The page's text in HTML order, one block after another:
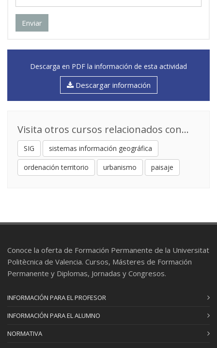
Enviar
Descarga en PDF la información de esta actividad
Descargar información
Visita otros cursos relacionados con...
SIG sistemas información geográfica
ordenación territorio urbanismo paisaje
Conoce la oferta de Formación Permanente de la Universitat
Politècnica de Valencia. Cursos, Másteres de Formación
Permanente y Diplomas, Jornadas y Congresos.
INFORMACIÓN PARA EL PROFESOR
INFORMACIÓN PARA EL ALUMNO
NORMATIVA